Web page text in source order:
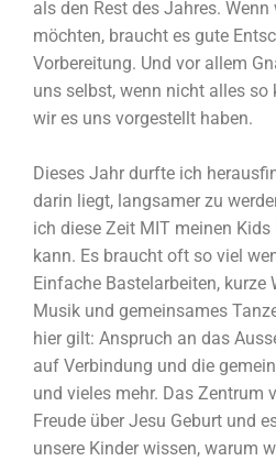
als den Rest des Jahres.
möchten, braucht es gute
Vorbereitung. Und vor allem
uns selbst, wenn nicht alles
wir es uns vorgestellt haben.
Dieses Jahr durfte ich
darin liegt, langsamer zu
ich diese Zeit MIT meinen
kann. Es braucht oft so viel
Einfache Bastelarbeiten, kurze
Musik und gemeinsames
hier gilt: Anspruch an das
auf Verbindung und die
und vieles mehr. Das Zentrum
Freude über Jesu Geburt und
unsere Kinder wissen, warum